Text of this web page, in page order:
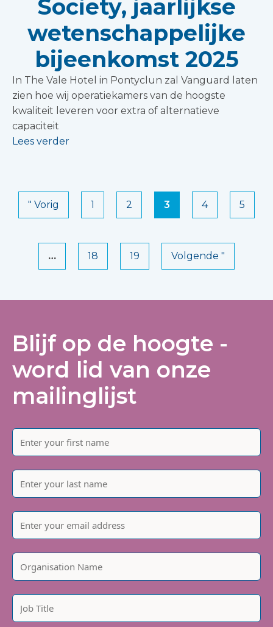
Society, jaarlijkse
wetenschappelijke
bijeenkomst 2025
In The Vale Hotel in Pontyclun zal Vanguard laten
zien hoe wij operatiekamers van de hoogste
kwaliteit leveren voor extra of alternatieve
capaciteit
Lees verder
" Vorig 1 2 3 4 5
… 18 19 Volgende "
Blijf op de hoogte -
word lid van onze
mailinglijst